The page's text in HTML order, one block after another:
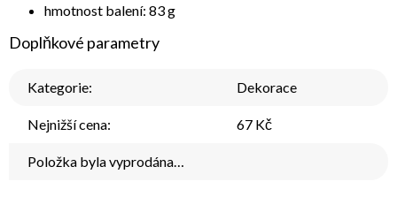
hmotnost balení: 83 g
Doplňkové parametry
Kategorie: Dekorace
Nejnižší cena: 67 Kč
Položka byla vyprodána…